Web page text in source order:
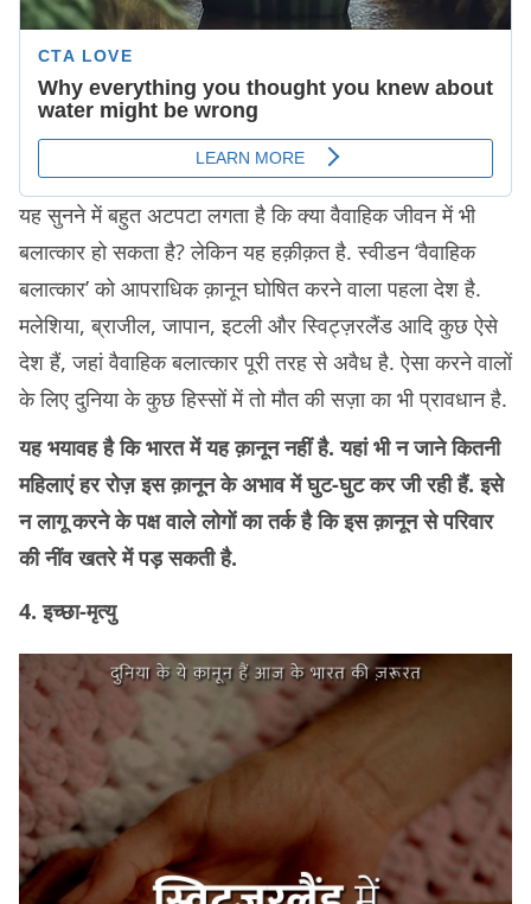
यह सुनने में बहुत अटपटा लगता है कि क्या वैवाहिक जीवन में भी
बलात्कार हो सकता है? लेकिन यह हक़ीक़त है. स्वीडन ‘वैवाहिक
बलात्कार’ को आपराधिक क़ानून घोषित करने वाला पहला देश है.
मलेशिया, ब्राजील, जापान, इटली और स्विट्ज़रलैंड आदि कुछ ऐसे
देश हैं, जहां वैवाहिक बलात्कार पूरी तरह से अवैध है. ऐसा करने वालों
के लिए दुनिया के कुछ हिस्सों में तो मौत की सज़ा का भी प्रावधान है.
यह भयावह है कि भारत में यह क़ानून नहीं है. यहां भी न जाने कितनी
महिलाएं हर रोज़ इस क़ानून के अभाव में घुट-घुट कर जी रही हैं. इसे
न लागू करने के पक्ष वाले लोगों का तर्क है कि इस क़ानून से परिवार
की नींव खतरे में पड़ सकती है.
4. इच्छा-मृत्यु